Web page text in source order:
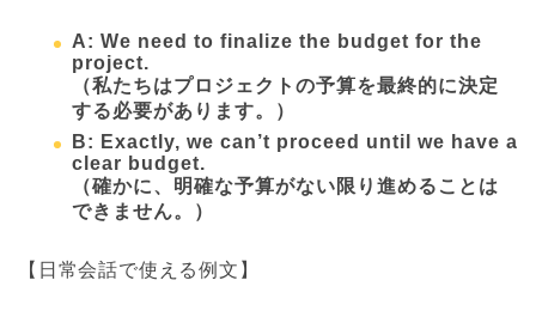
A: We need to finalize the budget for the
project.
（私たちはプロジェクトの予算を最終的に決定
する必要があります。）
B: Exactly, we can’t proceed until we have a
clear budget.
（確かに、明確な予算がない限り進めることは
できません。）
【日常会話で使える例文】